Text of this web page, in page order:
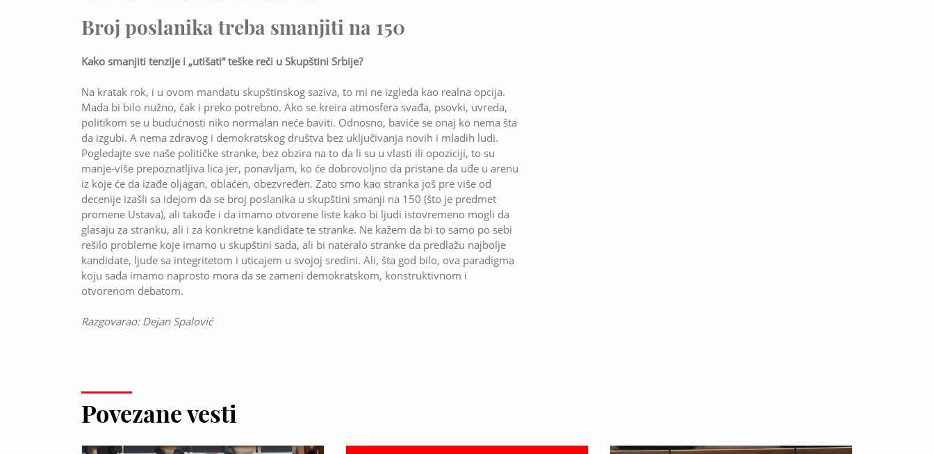
Broj poslanika treba smanjiti na 150
Kako smanjiti tenzije i „utišati“ teške reči u Skupštini Srbije?
Na kratak rok, i u ovom mandatu skupštinskog saziva, to mi ne izgleda kao realna opcija.
Mada bi bilo nužno, čak i preko potrebno. Ako se kreira atmosfera svađa, psovki, uvreda,
politikom se u budućnosti niko normalan neće baviti. Odnosno, baviće se onaj ko nema šta
da izgubi. A nema zdravog i demokratskog društva bez uključivanja novih i mladih ludi.
Pogledajte sve naše političke stranke, bez obzira na to da li su u vlasti ili opoziciji, to su
manje-više prepoznatljiva lica jer, ponavljam, ko će dobrovoljno da pristane da uđe u arenu
iz koje će da izađe oljagan, oblaćen, obezvređen. Zato smo kao stranka još pre više od
decenije izašli sa idejom da se broj poslanika u skupštini smanji na 150 (što je predmet
promene Ustava), ali takođe i da imamo otvorene liste kako bi ljudi istovremeno mogli da
glasaju za stranku, ali i za konkretne kandidate te stranke. Ne kažem da bi to samo po sebi
rešilo probleme koje imamo u skupštini sada, ali bi nateralo stranke da predlažu najbolje
kandidate, ljude sa integritetom i uticajem u svojoj sredini. Ali, šta god bilo, ova paradigma
koju sada imamo naprosto mora da se zameni demokratskom, konstruktivnom i
otvorenom debatom.
Razgovarao: Dejan Spalović
Povezane vesti